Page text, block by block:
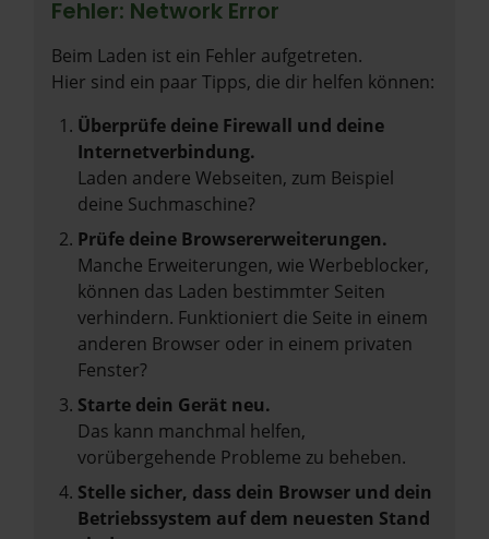
Fehler: Network Error
Beim Laden ist ein Fehler aufgetreten.
Hier sind ein paar Tipps, die dir helfen können:
Überprüfe deine Firewall und deine
Internetverbindung.
Laden andere Webseiten, zum Beispiel
deine Suchmaschine?
Prüfe deine Browsererweiterungen.
Manche Erweiterungen, wie Werbeblocker,
können das Laden bestimmter Seiten
verhindern. Funktioniert die Seite in einem
anderen Browser oder in einem privaten
Fenster?
Starte dein Gerät neu.
Das kann manchmal helfen,
vorübergehende Probleme zu beheben.
Stelle sicher, dass dein Browser und dein
Betriebssystem auf dem neuesten Stand